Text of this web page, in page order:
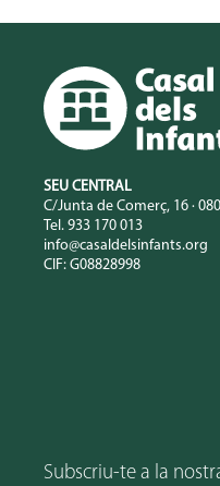
SEU CENTRAL
C/Junta de Comerç, 16 ·
Tel. 933 170 013
info@casaldelsinfants.org
CIF: G08828998
Subscriu-te a la